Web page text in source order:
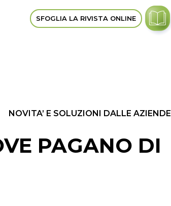
SFOGLIA LA RIVISTA ONLINE
NOVITA’ E SOLUZIONI DALLE AZIENDE
PAGANO DI